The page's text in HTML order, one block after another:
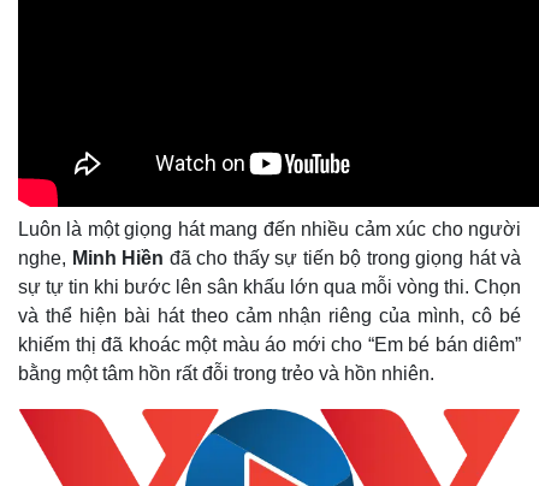
Luôn là một giọng hát mang đến nhiều cảm xúc cho người
nghe, Minh Hiền đã cho thấy sự tiến bộ trong giọng hát và
sự tự tin khi bước lên sân khấu lớn qua mỗi vòng thi. Chọn
và thể hiện bài hát theo cảm nhận riêng của mình, cô bé
khiếm thị đã khoác một màu áo mới cho “Em bé bán diêm”
bằng một tâm hồn rất đỗi trong trẻo và hồn nhiên.